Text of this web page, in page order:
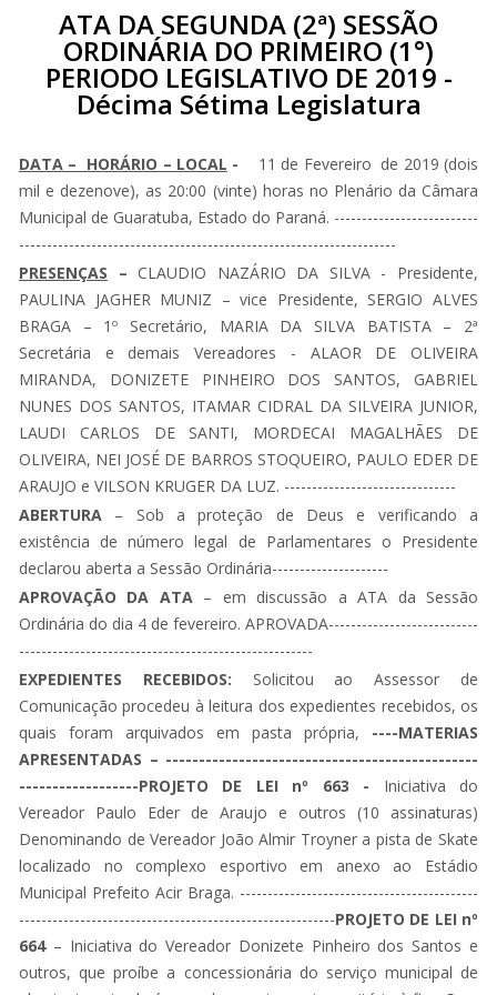
ATA DA SEGUNDA (2ª) SESSÃO
ORDINÁRIA DO PRIMEIRO (1°)
PERIODO LEGISLATIVO DE 2019 -
Décima Sétima Legislatura
DATA – HORÁRIO – LOCAL -
11 de Fevereiro de 2019 (dois
mil e dezenove), as 20:00 (vinte) horas no Plenário da Câmara
Municipal de Guaratuba, Estado do Paraná. --------------------------
--------------------------------------------------------------------
PRESENÇAS –CLAUDIO NAZÁRIO DA SILVA - Presidente,
PAULINA JAGHER MUNIZ – vice Presidente, SERGIO ALVES
BRAGA – 1º Secretário, MARIA DA SILVA BATISTA – 2ª
Secretária e demais Vereadores - ALAOR DE OLIVEIRA
MIRANDA, DONIZETE PINHEIRO DOS SANTOS, GABRIEL
NUNES DOS SANTOS, ITAMAR CIDRAL DA SILVEIRA JUNIOR,
LAUDI CARLOS DE SANTI, MORDECAI MAGALHÃES DE
OLIVEIRA, NEI JOSÉ DE BARROS STOQUEIRO, PAULO EDER DE
ARAUJO e VILSON KRUGER DA LUZ. -------------------------------
ABERTURA – Sob a proteção de Deus e verificando a
existência de número legal de Parlamentares o Presidente
declarou aberta a Sessão Ordinária---------------------
APROVAÇÃO DA ATA – em discussão a ATA da Sessão
Ordinária do dia 4 de fevereiro. APROVADA---------------------------
-----------------------------------------------------
EXPEDIENTES RECEBIDOS: Solicitou ao Assessor de
Comunicação procedeu à leitura dos expedientes recebidos, os
quais foram arquivados em pasta própria, ----MATERIAS
APRESENTADAS – -----------------------------------------------
------------------PROJETO DE LEI nº 663 - Iniciativa do
Vereador Paulo Eder de Araujo e outros (10 assinaturas)
Denominando de Vereador João Almir Troyner a pista de Skate
localizado no complexo esportivo em anexo ao Estádio
Municipal Prefeito Acir Braga. -------------------------------------------
---------------------------------------------------------PROJETO DE LEI nº
664– Iniciativa do Vereador Donizete Pinheiro dos Santos e
outros, que proíbe a concessionária do serviço municipal de